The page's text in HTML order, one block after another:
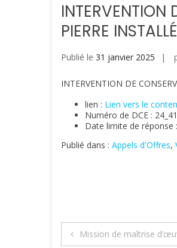
INTERVENTION
PIERRE
Publié le 31 janvier 2025
INTERVENTION DE
lien : Lien vers le
Numéro de DCE :
Date limite de réponse
Publié dans : Appels d'Offres,
Navigation
Mission de maîtrise